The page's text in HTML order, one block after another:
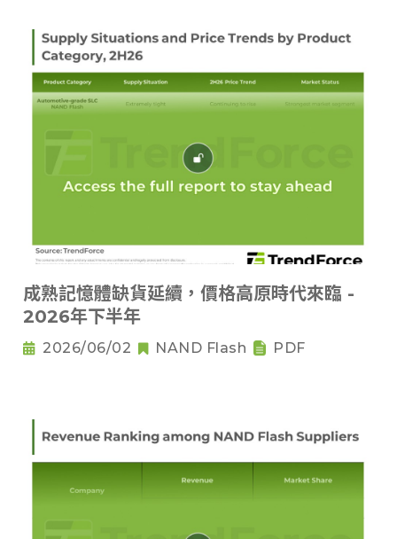
成熟記憶體缺貨延續，價格高原時代來臨 -
2026年下半年
2026/06/02 NAND Flash PDF